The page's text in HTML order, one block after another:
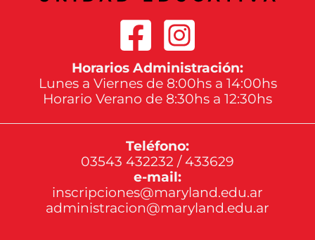
Horarios Administración:
Lunes a Viernes de 8:00hs a 14:00hs
Horario Verano de 8:30hs a 12:30hs
Teléfono:
03543 432232 / 433629
e-mail:
inscripciones@maryland.edu.ar
administracion@maryland.edu.ar